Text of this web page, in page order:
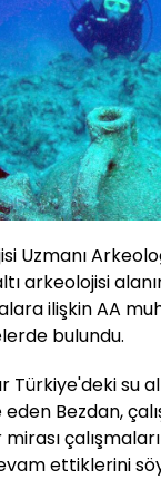
Uzmanı
arkeolojisi
ilişkin AA
bulundu.
Türkiye'deki su
eden Bezdan,
ettiklerini